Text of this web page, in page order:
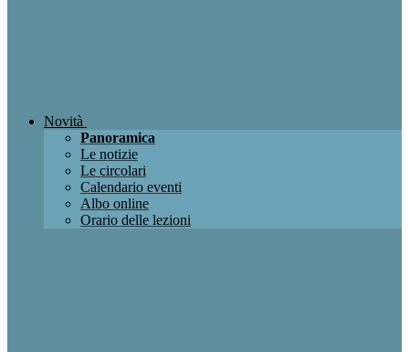
Novità
Panoramica
Le notizie
Le circolari
Calendario eventi
Albo online
Orario delle lezioni